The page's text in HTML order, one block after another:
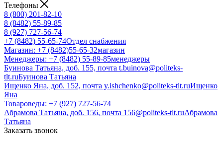
Телефоны
8 (800) 201-82-10
8 (8482) 55-89-85
8 (927) 727-56-74
+7 (8482) 55-65-74Отдел снабжения
Магазин: +7 (8482)55-65-32магазин
Менеджеры: +7 (8482) 55-89-85менеджеры
Буинова Татьяна, доб. 155, почта t.buinova@politeks-
tlt.ruБуинова Татьяна
Ищенко Яна, доб. 152, почта y.ishchenko@politeks-tlt.ruИщенко
Яна
Товароведы: +7 (927) 727-56-74
Абрамова Татьяна, доб. 156, почта 156@politeks-tlt.ruАбрамова
Татьяна
Заказать звонок